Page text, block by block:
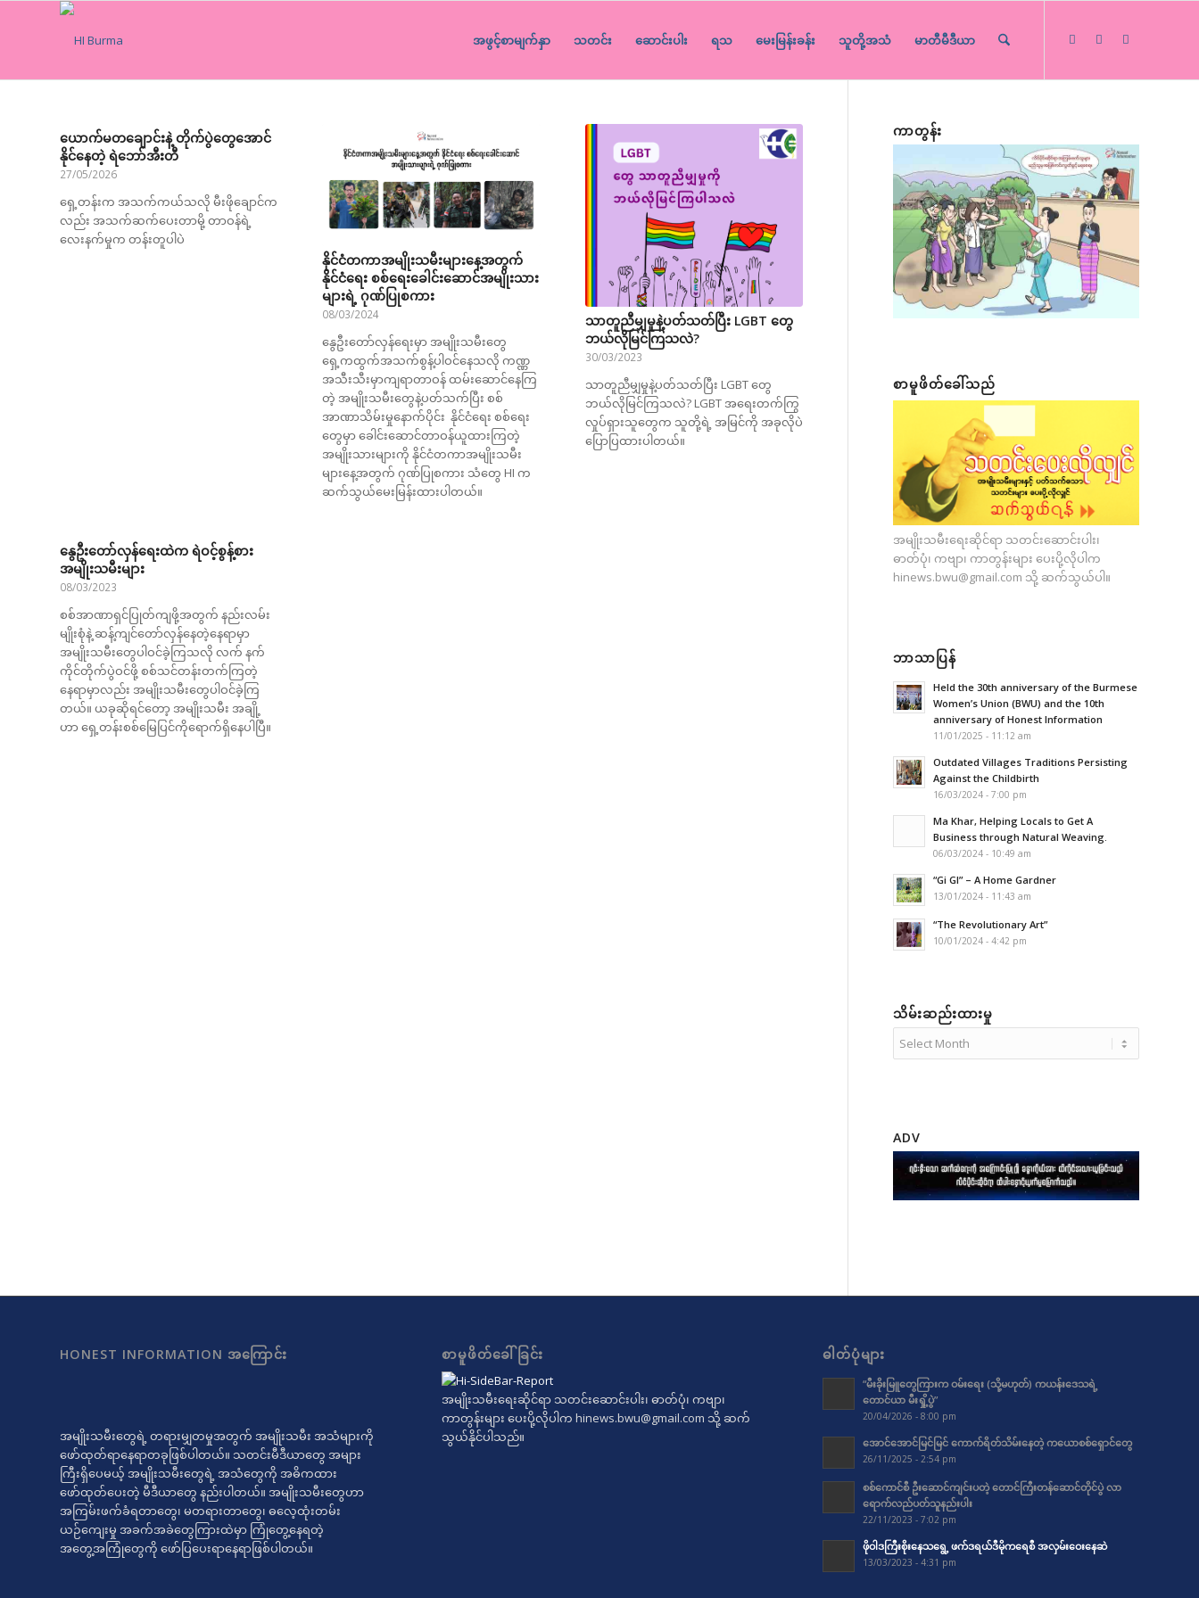
အဖွင့်စာမျက်နှာ သတင်း ဆောင်းပါး ရသ မေးမြန်းခန်း သူတို့အသံ မာတီမီဒီယာ
ယောက်မတချောင်းနဲ့ တိုက်ပွဲတွေအောင်
နိုင်နေတဲ့ ရဲဘော်အီးတီ
27/05/2026
ရှေ့တန်းက အသက်ကယ်သလို မီးဖိုချောင်က
လည်း အသက်ဆက်ပေးတာမို့ တာဝန်ရဲ့
လေးနက်မှုက တန်းတူပါပဲ
နိုင်ငံတကာအမျိုးသမီးများနေ့အတွက်
နိုင်ငံရေး စစ်ရေးခေါင်းဆောင်အမျိုးသား
များရဲ့ ဂုဏ်ပြုစကား
08/03/2024
နွေဦးတော်လှန်ရေးမှာ အမျိုးသမီးတွေ
ရှေ့ကထွက်အသက်စွန့်ပါဝင်နေသလို ကဏ္ဏ
အသီးသီးမှာကျရာတာဝန် ထမ်းဆောင်နေကြ
တဲ့ အမျိုးသမီးတွေနဲ့ပတ်သက်ပြီး စစ်
အာဏာသိမ်းမှုနောက်ပိုင်း နိုင်ငံရေး စစ်ရေး
တွေမှာ ခေါင်းဆောင်တာဝန်ယူထားကြတဲ့
အမျိုးသားများကို နိုင်ငံတကာအမျိုးသမီး
များနေ့အတွက် ဂုဏ်ပြုစကား သံတွေ HI က
ဆက်သွယ်မေးမြန်းထားပါတယ်။
သာတူညီမျှမှုနဲ့ပတ်သတ်ပြီး LGBT တွေ
ဘယ်လိုမြင်ကြသလဲ?
30/03/2023
သာတူညီမျှမှုနဲ့ပတ်သတ်ပြီး LGBT တွေ
ဘယ်လိုမြင်ကြသလဲ? LGBT အရေးတက်ကြွ
လှုပ်ရှားသူတွေက သူတို့ရဲ့ အမြင်ကို အခုလိုပဲ
ပြောပြထားပါတယ်။
နွေဦးတော်လှန်ရေးထဲက ရဲဝင့်စွန့်စား
အမျိုးသမီးများ
08/03/2023
စစ်အာဏာရှင်ပြုတ်ကျဖို့အတွက် နည်းလမ်း
မျိုးစုံနဲ့ ဆန့်ကျင်တော်လှန်နေတဲ့နေရာမှာ
အမျိုးသမီးတွေပါဝင်ခဲ့ကြသလို လက် နက်
ကိုင်တိုက်ပွဲဝင်ဖို့ စစ်သင်တန်းတက်ကြတဲ့
နေရာမှာလည်း အမျိုးသမီးတွေပါဝင်ခဲ့ကြ
တယ်။ ယခုဆိုရင်တော့ အမျိုးသမီး အချို့
ဟာ ရှေ့တန်းစစ်မြေပြင်ကိုရောက်ရှိနေပါပြီ။
ကာတွန်း
စာမူဖိတ်ခေါ်သည်
အမျိုးသမီးရေးဆိုင်ရာ သတင်းဆောင်းပါး၊
ဓာတ်ပုံ၊ ကဗျာ၊ ကာတွန်းများ ပေးပို့လိုပါက
hinews.bwu@gmail.com သို့ ဆက်သွယ်ပါ။
ဘာသာပြန်
Held the 30th anniversary of the Burmese
Women’s Union (BWU) and the 10th
anniversary of Honest Information
11/01/2025 - 11:12 am
Outdated Villages Traditions Persisting
Against the Childbirth
16/03/2024 - 7:00 pm
Ma Khar, Helping Locals to Get A
Business through Natural Weaving.
06/03/2024 - 10:49 am
“Gi GI” – A Home Gardner
13/01/2024 - 11:43 am
“The Revolutionary Art”
10/01/2024 - 4:42 pm
သိမ်းဆည်းထားမှု
ADV
HONEST INFORMATION အကြောင်း
အမျိုးသမီးတွေရဲ့ တရားမျှတမှုအတွက် အမျိုးသမီး အသံများကို
ဖော်ထုတ်ရာနေရာတခုဖြစ်ပါတယ်။ သတင်းမီဒီယာတွေ အများ
ကြီးရှိပေမယ့် အမျိုးသမီးတွေရဲ့ အသံတွေကို အဓိကထား
ဖော်ထုတ်ပေးတဲ့ မီဒီယာတွေ နည်းပါတယ်။ အမျိုးသမီးတွေဟာ
အကြမ်းဖက်ခံရတာတွေ၊ မတရားတာတွေ၊ ဓလေ့ထုံးတမ်း
ယဉ်ကျေးမှု အခက်အခဲတွေကြားထဲမှာ ကြုံတွေ့နေရတဲ့
အတွေ့အကြုံတွေကို ဖော်ပြပေးရာနေရာဖြစ်ပါတယ်။
စာမူဖိတ်ခေါ်ခြင်း
အမျိုးသမီးရေးဆိုင်ရာ သတင်းဆောင်းပါး၊ ဓာတ်ပုံ၊ ကဗျာ၊
ကာတွန်းများ ပေးပို့လိုပါက hinews.bwu@gmail.com သို့ ဆက်
သွယ်နိုင်ပါသည်။
ဓါတ်ပုံများ
“မီးခိုးမြူတွေကြားက ဝမ်းရေး (သို့မဟုတ်) ကယန်းဒေသရဲ့
တောင်ယာ မီးရှို့ပွဲ”
20/04/2026 - 8:00 pm
အောင်အောင်မြင်မြင် ကောက်ရိတ်သိမ်းနေတဲ့ ကယောစစ်ရှောင်တွေ
26/11/2025 - 2:54 pm
စစ်ကောင်စီ ဦးဆောင်ကျင်းပတဲ့ တောင်ကြီးတန်ဆောင်တိုင်ပွဲ လာ
ရောက်လည်ပတ်သူနည်းပါး
22/11/2023 - 7:02 pm
ဖိုဝါဒကြီးစိုးနေသရွေ့ ဖက်ဒရယ်ဒီမိုကရေစီ အလှမ်းဝေးနေဆဲ
13/03/2023 - 4:31 pm